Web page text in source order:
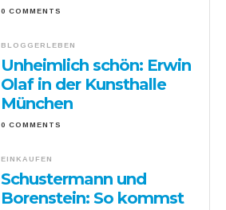
0 COMMENTS
BLOGGERLEBEN
Unheimlich schön: Erwin
Olaf in der Kunsthalle
München
0 COMMENTS
EINKAUFEN
Schustermann und
Borenstein: So kommst